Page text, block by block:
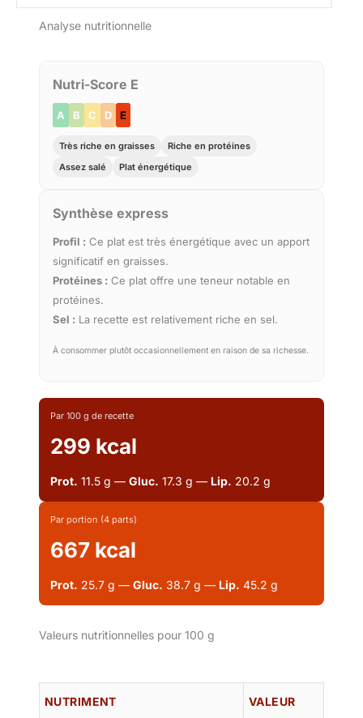
Analyse nutritionnelle
Nutri-Score E
A B C D E
Très riche en graisses
Riche en protéines
Assez salé
Plat énergétique
Synthèse express
Profil : Ce plat est très énergétique avec un apport
significatif en graisses.
Protéines : Ce plat offre une teneur notable en
protéines.
Sel : La recette est relativement riche en sel.
À consommer plutôt occasionnellement en raison de sa richesse.
Par 100 g de recette
299 kcal
Prot. 11.5 g — Gluc. 17.3 g — Lip. 20.2 g
Par portion (4 parts)
667 kcal
Prot. 25.7 g — Gluc. 38.7 g — Lip. 45.2 g
Valeurs nutritionnelles pour 100 g
NUTRIMENT VALEUR